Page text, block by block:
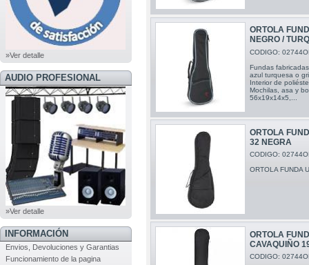
»Ver detalle
AUDIO PROFESIONAL
»Ver detalle
INFORMACIÓN
Envios, Devoluciones y Garantias
Funcionamiento de la pagina
ORTOLA
NEGRO /
CODIGO:
Fundas
azul turquesa o
Interior de
Mochilas, asa y
56x19x14x5,...
ORTOLA
32 NEGRA
CODIGO:
ORTOLA FUNDA
ORTOLA
CAVAQUIÑO
CODIGO: